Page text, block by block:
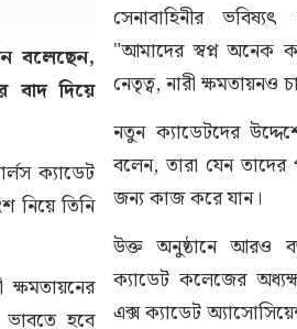
বলেছেন,
বাদ দিয়ে
ক্যাডেট
নিয়ে তিনি
ক্ষমতায়নের
হবে
সেনাবাহিনীর
"আমাদের স্বপ্ন অনেক
নেতৃত্ব, নারী ক্ষমতায়নও
নতুন ক্যাডেটদের
বলেন, তারা যেন
জন্য কাজ করে যান।
উক্ত অনুষ্ঠানে আরও
ক্যাডেট কলেজের
এক্স ক্যাডেট